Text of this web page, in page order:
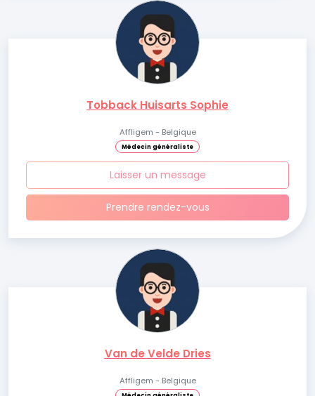
Tobback Huisarts Sophie
Affligem - Belgique
Médecin généraliste
Laisser un message
Prendre rendez-vous
Van de Velde Dries
Affligem - Belgique